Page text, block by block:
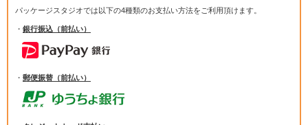
パッケージスタジオでは以下の4種類のお支払い方法をご利用頂けます。
・ 銀行振込（前払い）
・ 郵便振替（前払い）